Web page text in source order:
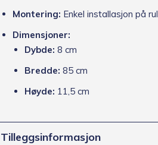
Montering: Enkel installasjon på
Dimensjoner:
Dybde: 8 cm
Bredde: 85 cm
Høyde: 11,5 cm
Tilleggsinformasjon